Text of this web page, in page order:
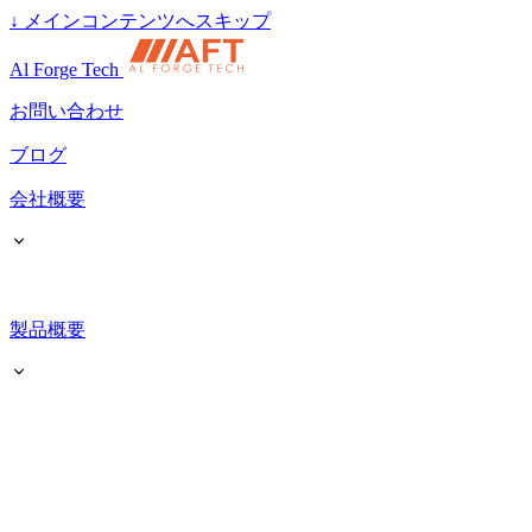
↓ メインコンテンツへスキップ
Al Forge Tech
お問い合わせ
ブログ
会社概要
製品概要